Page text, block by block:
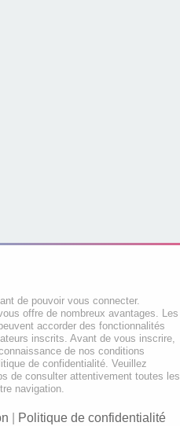
de pouvoir vous connecter.
offre de nombreux avantages. Les
accorder des fonctionnalités
inscrits. Avant de vous inscrire,
de nos conditions
de confidentialité. Veuillez
de consulter attentivement toutes les
navigation.
Politique de confidentialité